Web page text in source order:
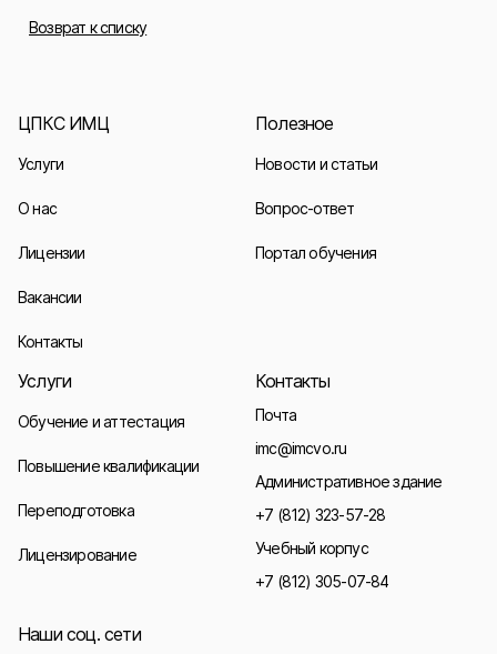
Возврат к списку
ЦПКС ИМЦ
Услуги
О нас
Лицензии
Вакансии
Контакты
Полезное
Новости и статьи
Вопрос-ответ
Портал обучения
Услуги
Обучение и аттестация
Повышение квалификации
Переподготовка
Лицензирование
Контакты
Почта
imc@imcvo.ru
Административное здание
+7 (812) 323-57-28
Учебный корпус
+7 (812) 305-07-84
Наши соц. сети